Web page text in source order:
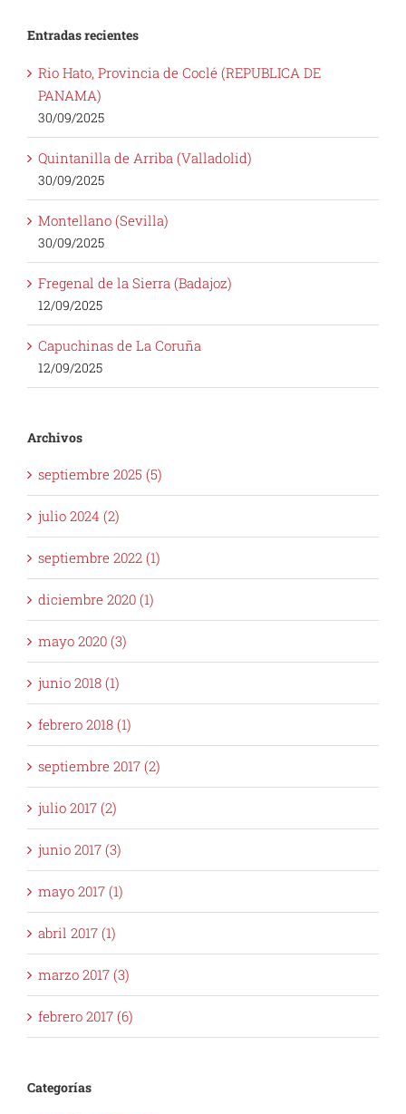
Entradas recientes
Rio Hato, Provincia de Coclé (REPUBLICA DE
PANAMA)
30/09/2025
Quintanilla de Arriba (Valladolid)
30/09/2025
Montellano (Sevilla)
30/09/2025
Fregenal de la Sierra (Badajoz)
12/09/2025
Capuchinas de La Coruña
12/09/2025
Archivos
septiembre 2025 (5)
julio 2024 (2)
septiembre 2022 (1)
diciembre 2020 (1)
mayo 2020 (3)
junio 2018 (1)
febrero 2018 (1)
septiembre 2017 (2)
julio 2017 (2)
junio 2017 (3)
mayo 2017 (1)
abril 2017 (1)
marzo 2017 (3)
febrero 2017 (6)
Categorías